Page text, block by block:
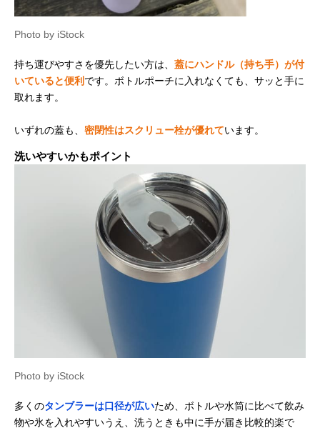
Photo by iStock
持ち運びやすさを優先したい方は、 蓋にハンドル（持ち手）が付
いていると便利 です。ボトルポーチに入れなくても、サッと手に
取れます。
いずれの蓋も、 密閉性はスクリュー栓が優れています。
洗いやすいかもポイント
Photo by iStock
多くのタンブラーは口径が広いため、ボトルや水筒に比べて飲み
物や氷を入れやすいうえ、洗うときも中に手が届き比較的楽で